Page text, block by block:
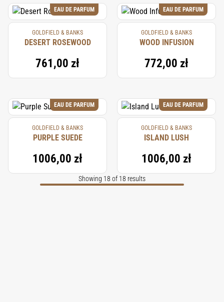
EAU DE PARFUM
GOLDFIELD & BANKS
DESERT ROSEWOOD
761,00 zł
EAU DE PARFUM
GOLDFIELD & BANKS
WOOD INFUSION
772,00 zł
EAU DE PARFUM
GOLDFIELD & BANKS
PURPLE SUEDE
1006,00 zł
EAU DE PARFUM
GOLDFIELD & BANKS
ISLAND LUSH
1006,00 zł
Showing 18 of 18 results